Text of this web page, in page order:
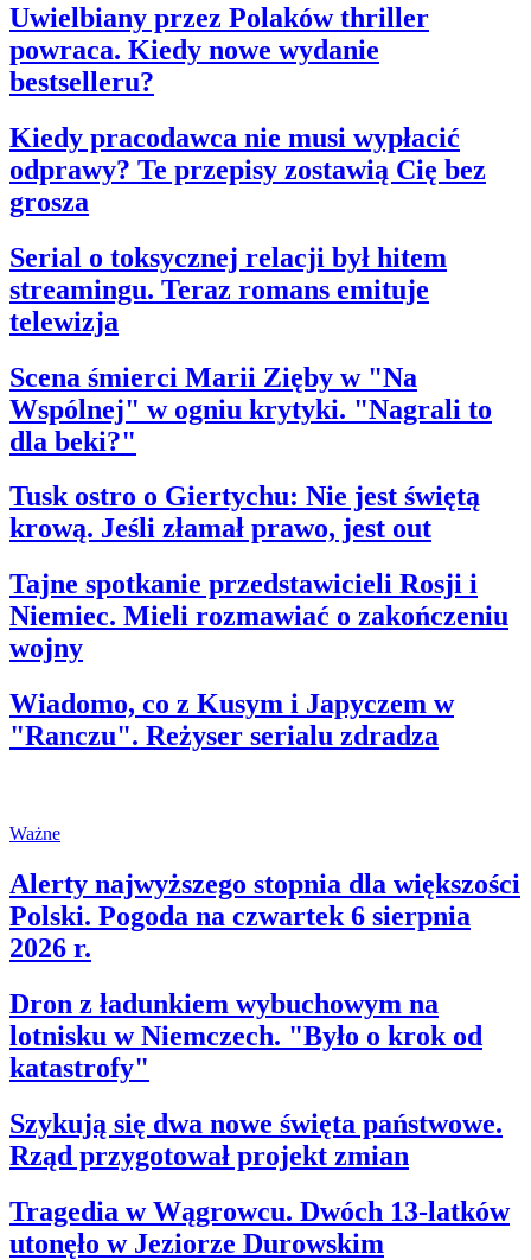
Uwielbiany przez Polaków thriller
powraca. Kiedy nowe wydanie
bestselleru?
Kiedy pracodawca nie musi wypłacić
odprawy? Te przepisy zostawią Cię bez
grosza
Serial o toksycznej relacji był hitem
streamingu. Teraz romans emituje
telewizja
Scena śmierci Marii Zięby w "Na
Wspólnej" w ogniu krytyki. "Nagrali to
dla beki?"
Tusk ostro o Giertychu: Nie jest świętą
krową. Jeśli złamał prawo, jest out
Tajne spotkanie przedstawicieli Rosji i
Niemiec. Mieli rozmawiać o zakończeniu
wojny
Wiadomo, co z Kusym i Japyczem w
"Ranczu". Reżyser serialu zdradza
Ważne
Alerty najwyższego stopnia dla większości
Polski. Pogoda na czwartek 6 sierpnia
2026 r.
Dron z ładunkiem wybuchowym na
lotnisku w Niemczech. "Było o krok od
katastrofy"
Szykują się dwa nowe święta państwowe.
Rząd przygotował projekt zmian
Tragedia w Wągrowcu. Dwóch 13-latków
utonęło w Jeziorze Durowskim